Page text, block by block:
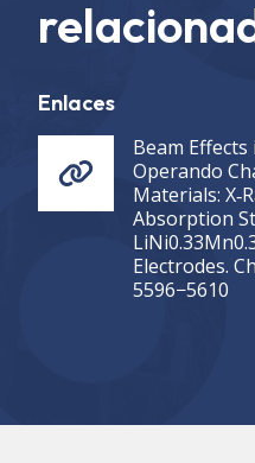
Enlaces
Beam
Operando
Materials:
Absorption
Electrodes.
5596−5610